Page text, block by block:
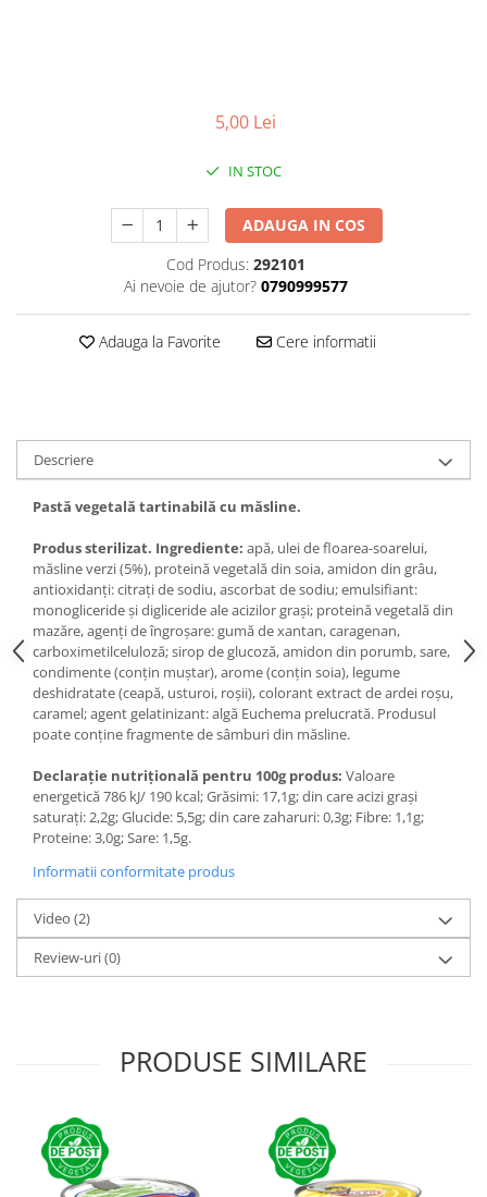
5,00 Lei
IN STOC
ADAUGA IN COS
Cod Produs: 292101
Ai nevoie de ajutor? 0790999577
Adauga la Favorite Cere informatii
Descriere
Pastă vegetală tartinabilă cu măsline.
Produs sterilizat. Ingrediente: apă, ulei de floarea-soarelui,
măsline verzi (5%), proteină vegetală din soia, amidon din grâu,
antioxidanți: citrați de sodiu, ascorbat de sodiu; emulsifiant:
monogliceride și digliceride ale acizilor grași; proteină vegetală din
mazăre, agenți de îngroșare: gumă de xantan, caragenan,
carboximetilceluloză; sirop de glucoză, amidon din porumb, sare,
condimente (conțin muștar), arome (conțin soia), legume
deshidratate (ceapă, usturoi, roșii), colorant extract de ardei roșu,
caramel; agent gelatinizant: algă Euchema prelucrată. Produsul
poate conține fragmente de sâmburi din măsline.
Declarație nutrițională pentru 100g produs: Valoare
energetică 786 kJ/ 190 kcal; Grăsimi: 17,1g; din care acizi grași
saturați: 2,2g; Glucide: 5,5g; din care zaharuri: 0,3g; Fibre: 1,1g;
Proteine: 3,0g; Sare: 1,5g.
Informatii conformitate produs
Video (2)
Review-uri(0)
PRODUSE SIMILARE